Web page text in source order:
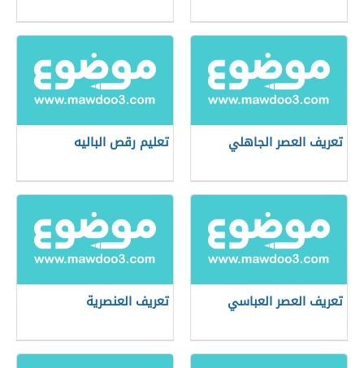
تعريف العصر الجاهلي تعليم رقص الباليه
تعريف العصر العباسي تعريف العنصرية